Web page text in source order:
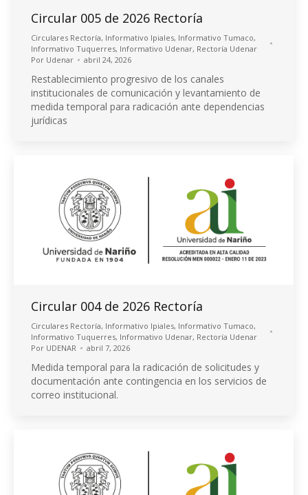
Circular 005 de 2026 Rectoría
Circulares Rectoría, Informativo Ipiales, Informativo Tumaco,
Informativo Tuquerres, Informativo Udenar, Rectoría Udenar
Por Udenar abril 24, 2026
Restablecimiento progresivo de los canales
institucionales de comunicación y levantamiento de
medida temporal para radicación ante dependencias
jurídicas
Circular 004 de 2026 Rectoría
Circulares Rectoría, Informativo Ipiales, Informativo Tumaco,
Informativo Tuquerres, Informativo Udenar, Rectoría Udenar
Por UDENAR abril 7, 2026
Medida temporal para la radicación de solicitudes y
documentación ante contingencia en los servicios de
correo institucional.